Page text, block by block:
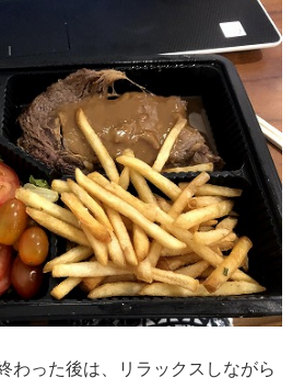
わった後は、リラックスしながら